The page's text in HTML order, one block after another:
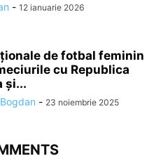
- 12 ianuarie 2026
de fotbal feminin
cu Republica
și...
- 23 noiembrie 2025